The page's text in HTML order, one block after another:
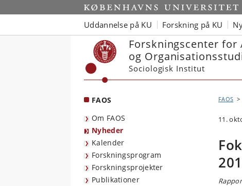
Start
Uddannelse på KU Forskning på KU
Forskningscenter for
og
Sociologisk Institut
FAOS
Om FAOS
Nyheder
Kalender
Forskningsprogram
Forskningsprojekter
Publikationer
FAOS
11.